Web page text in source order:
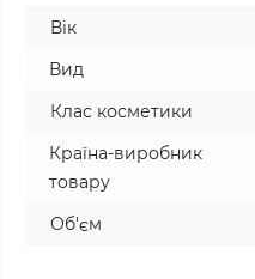
Вік
Вид
Клас косметики
Країна-виробник
товару
Об'єм